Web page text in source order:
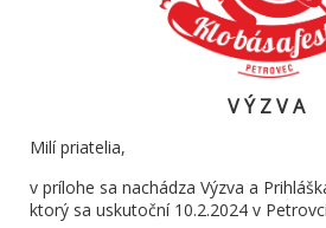
V Ý Z V A
Milí priatelia,
v prílohe sa nachádza Výzva a
ktorý sa uskutoční 10.2.2024 v